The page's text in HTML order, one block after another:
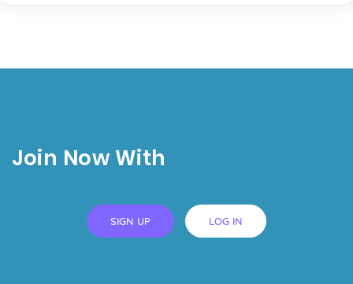
Join Now With
SIGN UP LOG IN